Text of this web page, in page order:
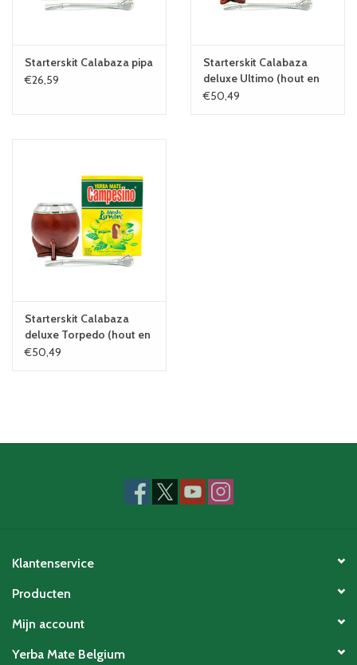
Starterskit Calabaza pipa
€26,59
Starterskit Calabaza
deluxe Ultimo (hout en
leer)
€50,49
Starterskit Calabaza
deluxe Torpedo (hout en
leer)
€50,49
Klantenservice
Producten
Mijn account
Yerba Mate Belgium